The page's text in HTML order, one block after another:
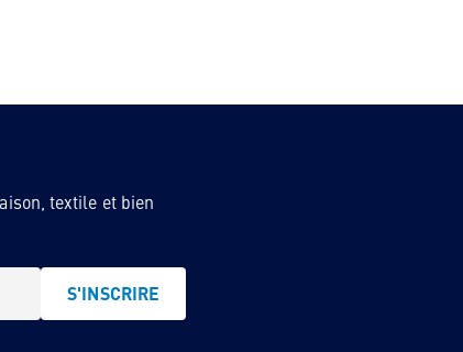
textile et bien
S'INSCRIRE